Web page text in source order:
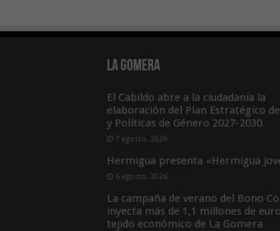
La Gomera
El Cabildo abre a la ciudadanía la
elaboración del Plan Estratégico
y Políticas de Género 2027-2030
7 agosto, 2026
Hermigua presenta «Hermigua
6 agosto, 2026
La campaña de verano del Bono
inyecta más de 1,1 millones de
tejido económico de La Gomera